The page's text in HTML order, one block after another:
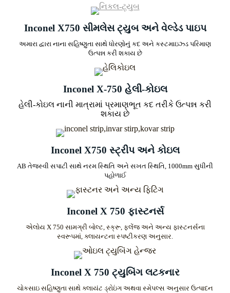
Inconel X750 સીમલેસ ટ્યુબ અને વેલ્ડેડ પાઇપ
અમારા દ્વારા નાના સહિષ્ણુતા સાથે ધોરણોનું કદ અને કસ્ટમાઇઝ્ડ પરિમાણ
ઉત્પન્ન કરી શકાય છે
Inconel X-750 હેલી-કોઇલ
હેલી-કોઇલ નાની માત્રામાં પ્રમાણભૂત કદ તરીકે ઉત્પન્ન કરી
શકાય છે
Inconel X750 સ્ટ્રીપ અને કોઇલ
AB તેજસ્વી સપાટી સાથે નરમ સ્થિતિ અને સખત સ્થિતિ, 1000mm સુધીની
પહોળાઈ
Inconel X 750 ફાસ્ટનર્સ
એલોય X 750 સામગ્રી બોલ્ટ, સ્ક્રૂ, ફ્લેંજ અને અન્ય ફાસ્ટનર્સના
સ્વરૂપમાં, ક્લાયન્ટના સ્પષ્ટીકરણ અનુસાર.
Inconel X 750 ટ્યુબિંગ લટકનાર
ચોકસાઇ સહિષ્ણુતા સાથે ક્લાયંટ ડ્રોઇંગ અથવા સ્મેપલ્સ અનુસાર ઉત્પાદન